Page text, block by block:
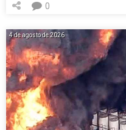
0
4 de agosto de 2026